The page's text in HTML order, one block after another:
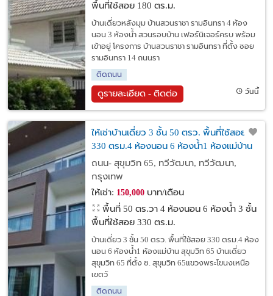
พื้นที่ใช้สอย 180 ตร.ม.
บ้านเดี่ยวหลังมุม บ้านสวนราชา รามอินทรา 4 ห้อง
นอน 3 ห้องน้ำ สวนรอบบ้าน เฟอร์นิเจอร์ครบ พร้อม
เข้าอยู่ โครงการ บ้านสวนราชา รามอินทรา ที่ตั้ง ซอย
รามอินทรา 14 ถนนรา
ติดถนน
ดูรายละเอียด - ติดต่อ วันนี้
ให้เช่าบ้านเดี่ยว 3 ชั้น 50 ตรว. พื้นที่ใช้สอย
330 ตรม.4 ห้องนอน 6 ห้องน้ำ1 ห้องแม่บ้าน
สุขุมวิท 65
ถนน- สุขุมวิท 65, ทวีวัฒนา, ทวีวัฒนา,
กรุงเทพ
ให้เช่า: 150,000บาท/เดือน
พื้นที่ 50 ตร.วา 4 ห้องนอน 6 ห้องน้ำ 3 ชั้น
พื้นที่ใช้สอย 330 ตร.ม.
บ้านเดี่ยว 3 ชั้น 50 ตรว. พื้นที่ใช้สอย 330 ตรม.4 ห้อง
นอน 6 ห้องน้ำ1 ห้องแม่บ้าน สุขุมวิท 65 บ้านเดี่ยว
สุขุมวิท 65 ที่ตั้ง ซ. สุขุมวิท 65แขวงพระโขนงเหนือ
เขตวั
ติดถนน